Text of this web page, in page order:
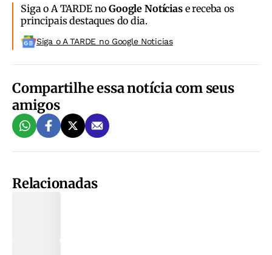
Siga o A TARDE noGoogle Notíciase receba os
principais destaques do dia.
Siga o A TARDE no Google Noticias
Compartilhe essa notícia com seus
amigos
Relacionadas